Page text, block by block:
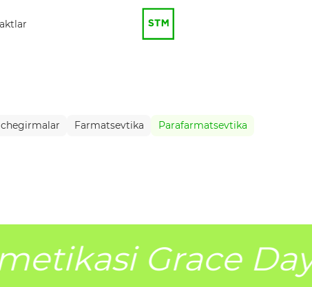
Farmatsevtika Parafarmatsevtika
Grace Day